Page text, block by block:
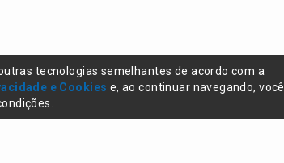
tecnologias semelhantes de acordo com a
e Cookies e, ao continuar navegando, você